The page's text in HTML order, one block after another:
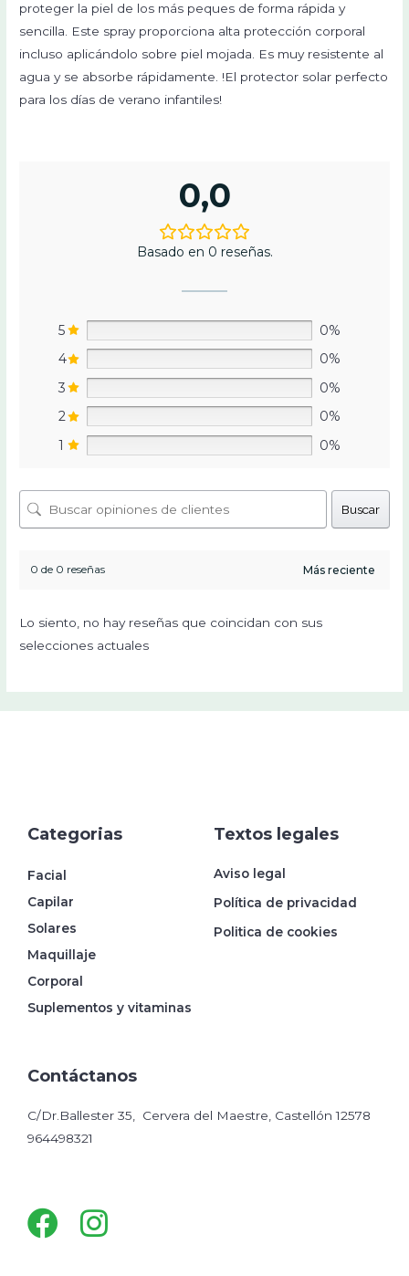
proteger la piel de los más peques de forma rápida y
sencilla. Este spray proporciona alta protección corporal
incluso aplicándolo sobre piel mojada. Es muy resistente al
agua y se absorbe rápidamente. !El protector solar perfecto
para los días de verano infantiles!
0,0
Basado en 0 reseñas.
5
0%
4
0%
3
0%
2
0%
1
0%
Buscar
0 de 0 reseñas
Lo siento, no hay reseñas que coincidan con sus
selecciones actuales
Categorias
Facial
Capilar
Solares
Maquillaje
Corporal
Suplementos y vitaminas
Textos legales
Aviso legal
Política de privacidad
Politica de cookies
Contáctanos
C/Dr.Ballester 35, Cervera del Maestre, Castellón 12578
964498321
Facebook
Instagram